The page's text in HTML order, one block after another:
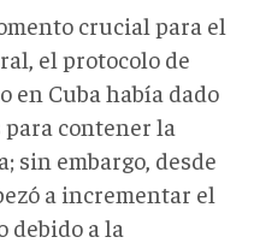
crucial para el
el protocolo de
en Cuba había dado
contener la
sin embargo, desde
a incrementar el
debido a la